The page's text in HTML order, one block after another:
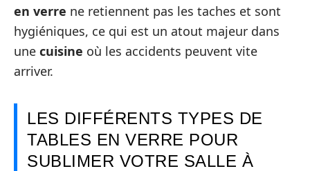
en verre ne retiennent pas les taches et sont
hygiéniques, ce qui est un atout majeur dans
une cuisine où les accidents peuvent vite
arriver.
LES DIFFÉRENTS TYPES DE
TABLES EN VERRE POUR
SUBLIMER VOTRE SALLE À